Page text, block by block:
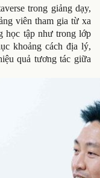
trong giảng dạy,
viên tham gia từ xa
học tập như trong lớp
khoảng cách địa lý,
quả tương tác giữa